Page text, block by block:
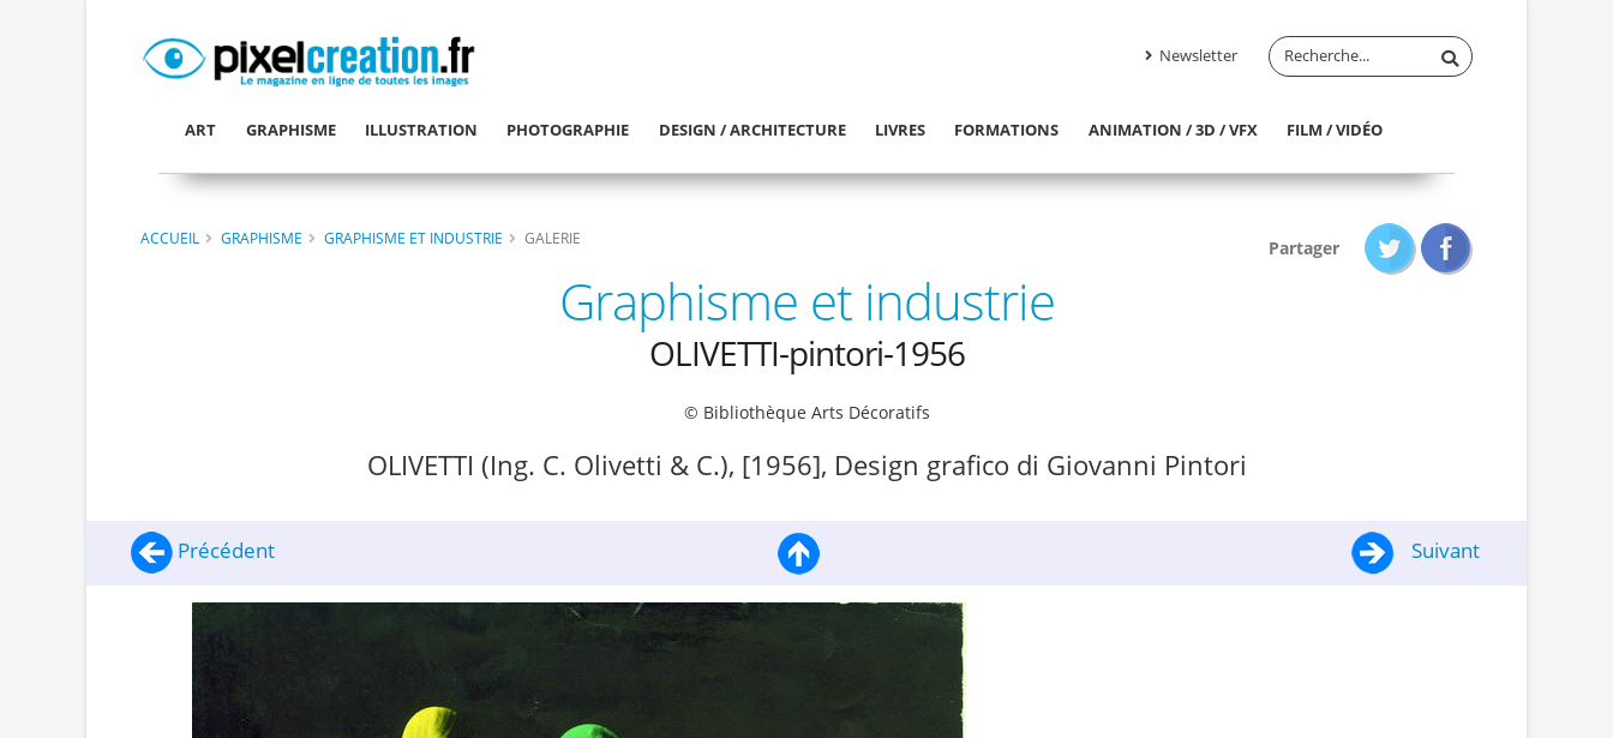
Newsletter
ART GRAPHISME ILLUSTRATION PHOTOGRAPHIE DESIGN / ARCHITECTURE LIVRES FORMATIONS ANIMATION / 3D / VFX FILM / VIDÉO
ACCUEIL GRAPHISME GRAPHISME ET INDUSTRIE GALERIE Partager
Graphisme et industrie
OLIVETTI-pintori-1956
© Bibliothèque Arts Décoratifs
OLIVETTI (Ing. C. Olivetti & C.), [1956], Design grafico di Giovanni Pintori
Précédent Suivant